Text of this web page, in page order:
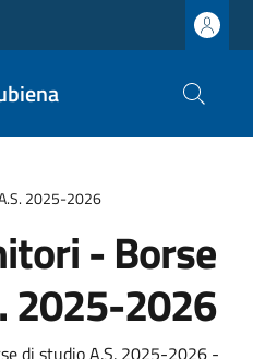
2025-2026
- Borse
2025-2026
di studio A.S. 2025-2026 -